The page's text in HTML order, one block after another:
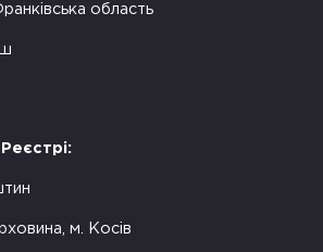
область
м. Косів